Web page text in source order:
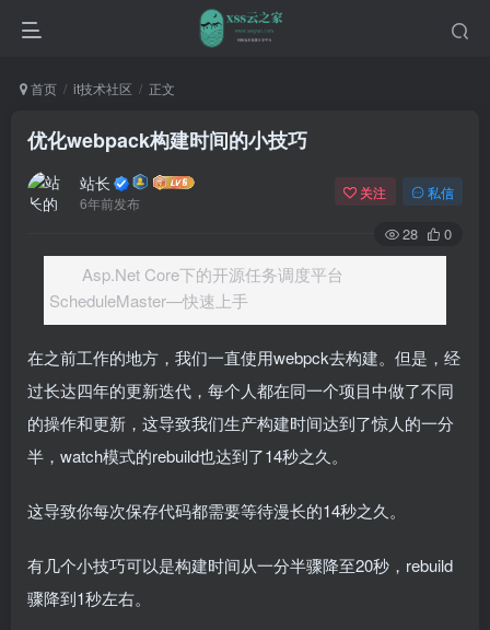
首页 it技术社区 正文
优化webpack构建时间的小技巧
站长
6年前发布
关注 私信
28 0
Asp.Net Core下的开源任务调度平台
ScheduleMaster—快速上手
在之前工作的地方，我们一直使用webpck去构建。但是，经
过长达四年的更新迭代，每个人都在同一个项目中做了不同
的操作和更新，这导致我们生产构建时间达到了惊人的一分
半，watch模式的rebuild也达到了14秒之久。
这导致你每次保存代码都需要等待漫长的14秒之久。
有几个小技巧可以是构建时间从一分半骤降至20秒，rebuild
骤降到1秒左右。